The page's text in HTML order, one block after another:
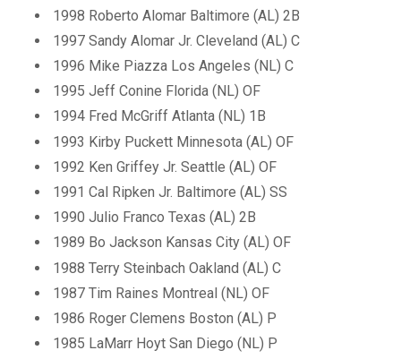
1998 Roberto Alomar Baltimore (AL) 2B
1997 Sandy Alomar Jr. Cleveland (AL) C
1996 Mike Piazza Los Angeles (NL) C
1995 Jeff Conine Florida (NL) OF
1994 Fred McGriff Atlanta (NL) 1B
1993 Kirby Puckett Minnesota (AL) OF
1992 Ken Griffey Jr. Seattle (AL) OF
1991 Cal Ripken Jr. Baltimore (AL) SS
1990 Julio Franco Texas (AL) 2B
1989 Bo Jackson Kansas City (AL) OF
1988 Terry Steinbach Oakland (AL) C
1987 Tim Raines Montreal (NL) OF
1986 Roger Clemens Boston (AL) P
1985 LaMarr Hoyt San Diego (NL) P